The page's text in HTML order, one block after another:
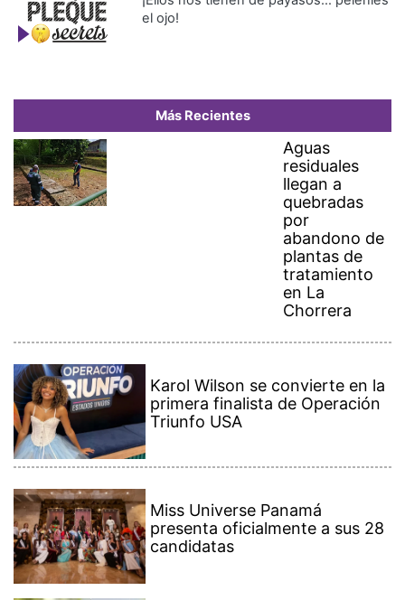
el ojo!
Más Recientes
Aguas
residuales
llegan a
quebradas
por
abandono de
plantas de
tratamiento
en La
Chorrera
Karol Wilson se convierte en la
primera finalista de Operación
Triunfo USA
Miss Universe Panamá
presenta oficialmente a sus 28
candidatas